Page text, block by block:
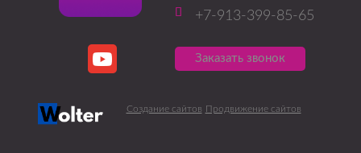
+7-913-399-85-65
Заказать звонок
Создание сайтов Продвижение сайтов